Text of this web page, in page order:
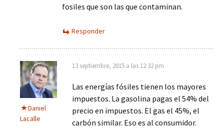
fosiles que son las que contaminan.
Responder
Daniel
Lacalle
13 septiembre, 2015 a las 12:32 pm
Las energías fósiles tienen los mayores
impuestos. La gasolina pagas el 54% del
precio en impuestos. El gas el 45%, el
carbón similar. Eso es al consumidor.